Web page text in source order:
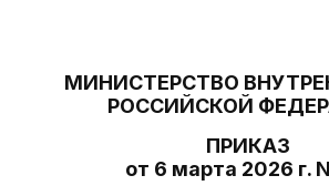
МИНИСТЕРСТВО
РОССИЙСКОЙ
ПРИКАЗ
от 6 марта 2026 г.